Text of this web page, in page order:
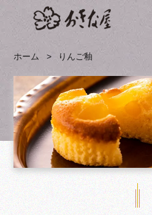
ホーム りんご釉